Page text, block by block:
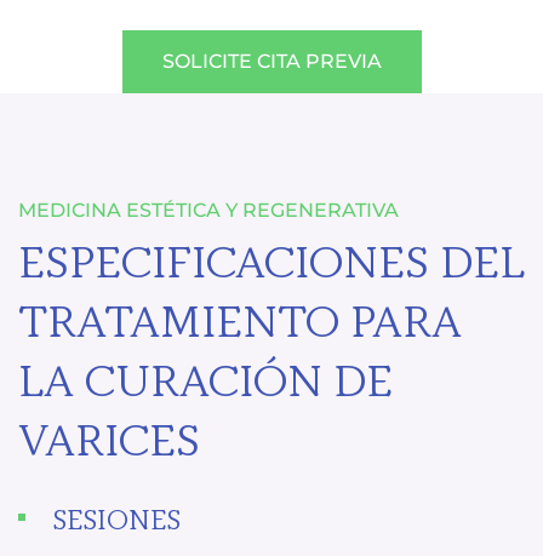
SOLICITE CITA PREVIA
MEDICINA ESTÉTICA Y REGENERATIVA
ESPECIFICACIONES DEL
TRATAMIENTO PARA
LA CURACIÓN DE
VARICES
SESIONES